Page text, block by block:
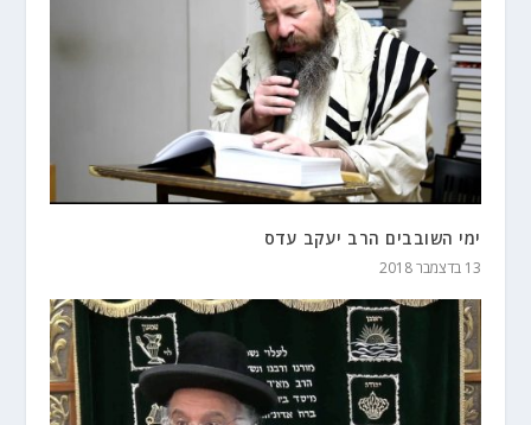
ימי השובבים הרב יעקב עדס
13 בדצמבר 2018